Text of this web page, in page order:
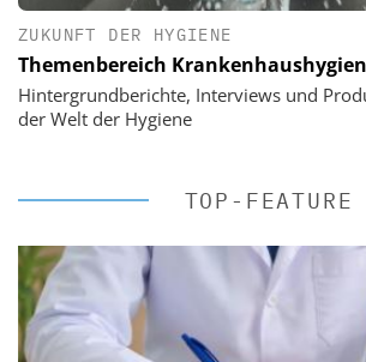
ZUKUNFT DER HYGIENE
Themenbereich
Hintergrundberichte, Interviews und
der Welt der Hygiene
TOP-FEATURE